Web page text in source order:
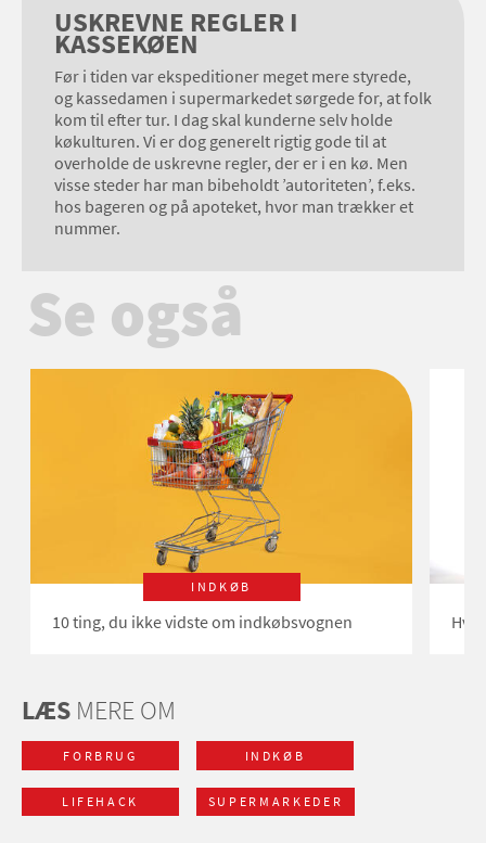
USKREVNE REGLER I
KASSEKØEN
Før i tiden var ekspeditioner meget mere styrede,
og kassedamen i supermarkedet sørgede for, at folk
kom til efter tur. I dag skal kunderne selv holde
køkulturen. Vi er dog generelt rigtig gode til at
overholde de uskrevne regler, der er i en kø. Men
visse steder har man bibeholdt ’autoriteten’, f.eks.
hos bageren og på apoteket, hvor man trækker et
nummer.
Se også
INDKØB
10 ting, du ikke vidste om indkøbsvognen
LÆS MERE OM
FORBRUG INDKØB
LIFEHACK SUPERMARKEDER